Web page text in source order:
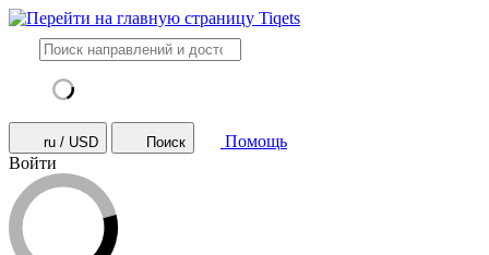
ru / USD Поиск
Помощь
Войти